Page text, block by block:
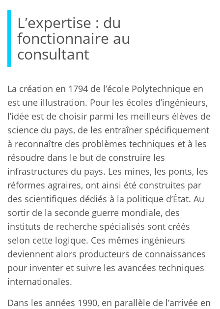
L’expertise : du
fonctionnaire au
consultant
La création en 1794 de l’école Polytechnique en
est une illustration. Pour les écoles d’ingénieurs,
l’idée est de choisir parmi les meilleurs élèves de
science du pays, de les entraîner spécifiquement
à reconnaître des problèmes techniques et à les
résoudre dans le but de construire les
infrastructures du pays. Les mines, les ponts, les
réformes agraires, ont ainsi été construites par
des scientifiques dédiés à la politique d’État. Au
sortir de la seconde guerre mondiale, des
instituts de recherche spécialisés sont créés
selon cette logique. Ces mêmes ingénieurs
deviennent alors producteurs de connaissances
pour inventer et suivre les avancées techniques
internationales.
Dans les années 1990, en parallèle de l’arrivée en